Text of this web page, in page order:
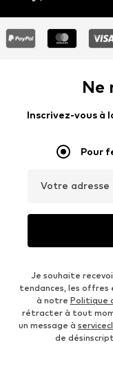
Ne
Inscrivez-vous à
Pour
Votre adresse
Je souhaite
tendances, les offres
à notre Politique
rétracter à tout
un message à
de